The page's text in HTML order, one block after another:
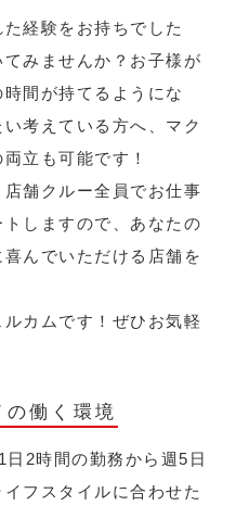
経験をお持ちでした
みませんか？お子様が
間が持てるようにな
考えている方へ、マク
立も可能です！
舗クルー全員でお仕事
しますので、あなたの
んでいただける店舗を
カムです！ぜひお気軽
働く環境
2時間の勤務から週5日
フスタイルに合わせた